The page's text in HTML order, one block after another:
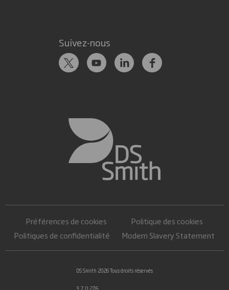
Suivez-nous
Préférences de cookies
Politique des cookies
Politiques de confidentialité
Modern Slavery Statement
DS Smith 2026 Tous droits réservés
3.7.0.276